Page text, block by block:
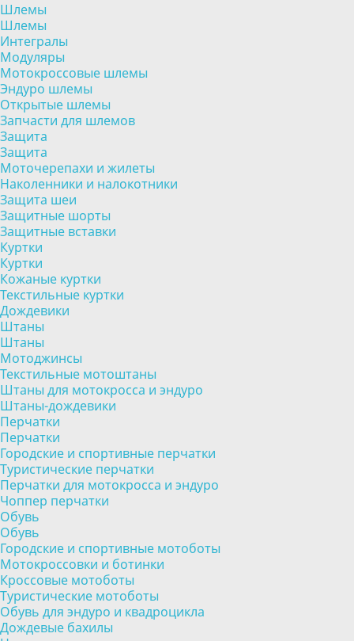
Шлемы
Шлемы
Интегралы
Модуляры
Мотокроссовые шлемы
Эндуро шлемы
Открытые шлемы
Запчасти для шлемов
Защита
Защита
Моточерепахи и жилеты
Наколенники и налокотники
Защита шеи
Защитные шорты
Защитные вставки
Куртки
Куртки
Кожаные куртки
Текстильные куртки
Дождевики
Штаны
Штаны
Мотоджинсы
Текстильные мотоштаны
Штаны для мотокросса и эндуро
Штаны-дождевики
Перчатки
Перчатки
Городские и спортивные перчатки
Туристические перчатки
Перчатки для мотокросса и эндуро
Чоппер перчатки
Обувь
Обувь
Городские и спортивные мотоботы
Мотокроссовки и ботинки
Кроссовые мотоботы
Туристические мотоботы
Обувь для эндуро и квадроцикла
Дождевые бахилы